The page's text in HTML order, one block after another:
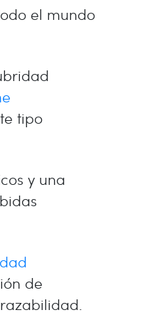
el mundo
tipo
y una
de